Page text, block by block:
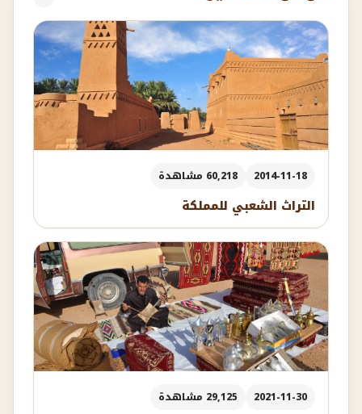
2014-11-18 60,218 مشاهدة
التراث الشعبي للمملكة
2021-11-30 29,125 مشاهدة